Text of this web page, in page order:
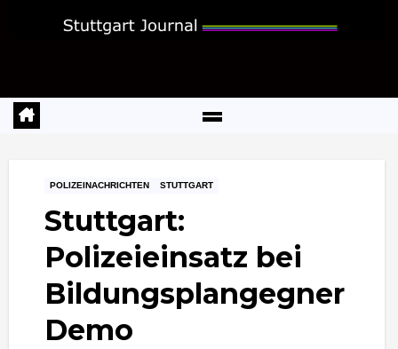
POLIZEINACHRICHTEN STUTTGART
Stuttgart:
Polizeieinsatz bei
Bildungsplangegner
Demo